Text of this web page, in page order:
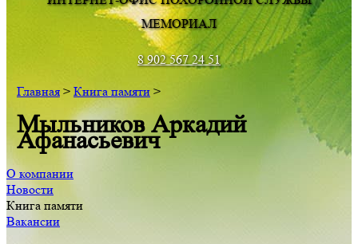
МЕМОРИАЛ
8 902 567 24 51
Главная> Книга памяти>
Мыльников Аркадий
Афанасьевич
О компании
Новости
Книга памяти
Вакансии